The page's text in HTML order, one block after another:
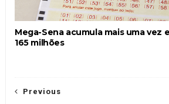
Mega-Sena acumula mais uma vez
165 milhões
Previous